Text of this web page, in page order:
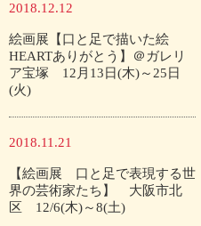
2018.12.12
絵画展【口と足で描いた絵
HEARTありがとう】＠ガレリ
ア宝塚 12月13日(木)～25日
(火)
2018.11.21
【絵画展 口と足で表現する世
界の芸術家たち】 大阪市北
区 12/6(木)～8(土)